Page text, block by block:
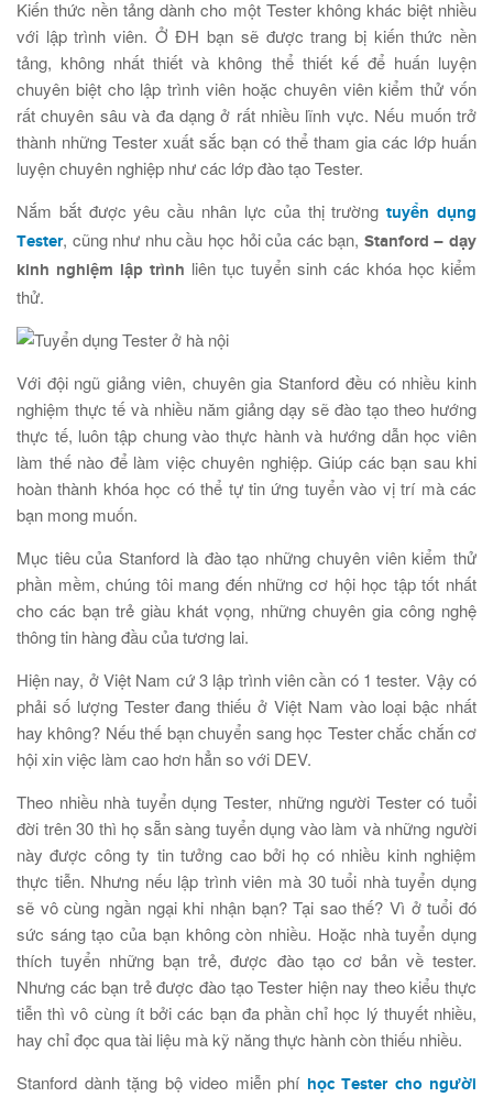
Kiến thức nền tảng dành cho một Tester không khác biệt nhiều
với lập trình viên. Ở ĐH bạn sẽ được trang bị kiến thức nền
tảng, không nhất thiết và không thể thiết kế để huấn luyện
chuyên biệt cho lập trình viên hoặc chuyên viên kiểm thử vốn
rất chuyên sâu và đa dạng ở rất nhiều lĩnh vực. Nếu muốn trở
thành những Tester xuất sắc bạn có thể tham gia các lớp huấn
luyện chuyên nghiệp như các lớp đào tạo Tester.
Nắm bắt được yêu cầu nhân lực của thị trườngtuyển dụng
Tester, cũng như nhu cầu học hỏi của các bạn, Stanford – dạy
kinh nghiệm lập trình liên tục tuyển sinh các khóa học kiểm
thử.
Với đội ngũ giảng viên, chuyên gia Stanford đều có nhiều kinh
nghiệm thực tế và nhiều năm giảng dạy sẽ đào tạo theo hướng
thực tế, luôn tập chung vào thực hành và hướng dẫn học viên
làm thế nào để làm việc chuyên nghiệp. Giúp các bạn sau khi
hoàn thành khóa học có thể tự tin ứng tuyển vào vị trí mà các
bạn mong muốn.
Mục tiêu của Stanford là đào tạo những chuyên viên kiểm thử
phần mềm, chúng tôi mang đến những cơ hội học tập tốt nhất
cho các bạn trẻ giàu khát vọng, những chuyên gia công nghệ
thông tin hàng đầu của tương lai.
Hiện nay, ở Việt Nam cứ 3 lập trình viên cần có 1 tester. Vậy có
phải số lượng Tester đang thiếu ở Việt Nam vào loại bậc nhất
hay không? Nếu thế bạn chuyển sang học Tester chắc chắn cơ
hội xin việc làm cao hơn hẳn so với DEV.
Theo nhiều nhà tuyển dụng Tester, những người Tester có tuổi
đời trên 30 thì họ sẵn sàng tuyển dụng vào làm và những người
này được công ty tin tưởng cao bởi họ có nhiều kinh nghiệm
thực tiễn. Nhưng nếu lập trình viên mà 30 tuổi nhà tuyển dụng
sẽ vô cùng ngần ngại khi nhận bạn? Tại sao thế? Vì ở tuổi đó
sức sáng tạo của bạn không còn nhiều. Hoặc nhà tuyển dụng
thích tuyển những bạn trẻ, được đào tạo cơ bản về tester.
Nhưng các bạn trẻ được đào tạo Tester hiện nay theo kiểu thực
tiễn thì vô cùng ít bởi các bạn đa phần chỉ học lý thuyết nhiều,
hay chỉ đọc qua tài liệu mà kỹ năng thực hành còn thiếu nhiều.
Stanford dành tặng bộ video miễn phí học Tester cho người